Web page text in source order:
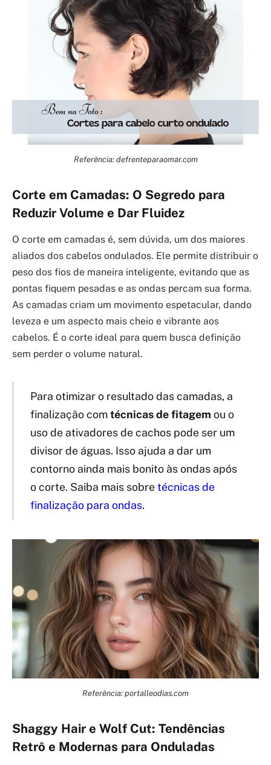
Referência: defrenteparaomar.com
Corte em Camadas: O Segredo para
Reduzir Volume e Dar Fluidez
O corte em camadas é, sem dúvida, um dos maiores
aliados dos cabelos ondulados. Ele permite distribuir o
peso dos fios de maneira inteligente, evitando que as
pontas fiquem pesadas e as ondas percam sua forma.
As camadas criam um movimento espetacular, dando
leveza e um aspecto mais cheio e vibrante aos
cabelos. É o corte ideal para quem busca definição
sem perder o volume natural.
Para otimizar o resultado das camadas, a
finalização comtécnicas de fitagem ou o
uso de ativadores de cachos pode ser um
divisor de águas. Isso ajuda a dar um
contorno ainda mais bonito às ondas após
o corte. Saiba mais sobretécnicas de
finalização para ondas.
Referência: portalleodias.com
Shaggy Hair e Wolf Cut: Tendências
Retrô e Modernas para Onduladas